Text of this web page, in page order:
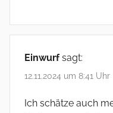
Einwurf sagt:
12.11.2024 um 8:41 Uhr
Ich schätze auch